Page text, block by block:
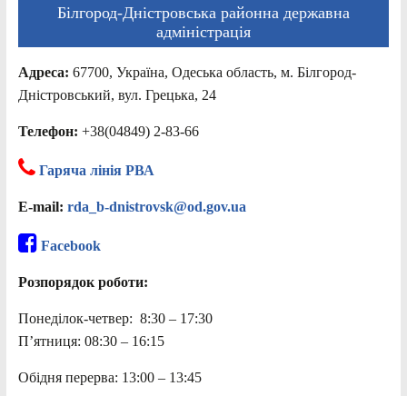
Білгород-Дністровська районна державна
адміністрація
Адреса: 67700, Україна, Одеська область, м. Білгород-
Дністровський, вул. Грецька, 24
Телефон: +38(04849) 2-83-66
Гаряча лінія РВА
E-mail: rda_b-dnistrovsk@od.gov.ua
Facebook
Розпорядок роботи:
Понеділок-четвер: 8:30 – 17:30
П’ятниця: 08:30 – 16:15
Обідня перерва: 13:00 – 13:45